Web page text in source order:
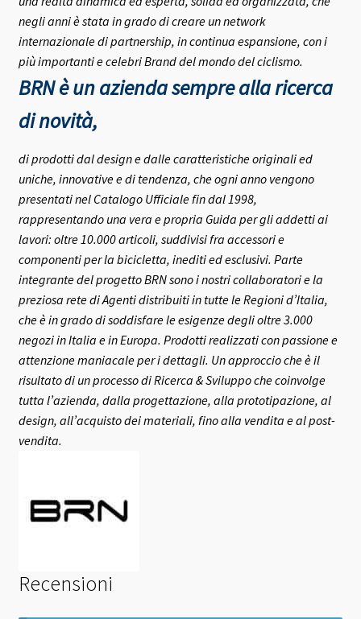
negli anni è stata in grado di creare un network
internazionale di partnership, in continua espansione, con i
più importanti e celebri Brand del mondo del ciclismo.
BRN è un azienda sempre alla ricerca
di novità,
di prodotti dal design e dalle caratteristiche originali ed
uniche, innovative e di tendenza, che ogni anno vengono
presentati nel Catalogo Ufficiale fin dal 1998,
rappresentando una vera e propria Guida per gli addetti ai
lavori: oltre 10.000 articoli, suddivisi fra accessori e
componenti per la bicicletta, inediti ed esclusivi. Parte
integrante del progetto BRN sono i nostri collaboratori e la
preziosa rete di Agenti distribuiti in tutte le Regioni d’Italia,
che è in grado di soddisfare le esigenze degli oltre 3.000
negozi in Italia e in Europa. Prodotti realizzati con passione e
attenzione maniacale per i dettagli. Un approccio che è il
risultato di un processo di Ricerca & Sviluppo che coinvolge
tutta l’azienda, dalla progettazione, alla prototipazione, al
design, all’acquisto dei materiali, fino alla vendita e al post-
vendita.
Recensioni